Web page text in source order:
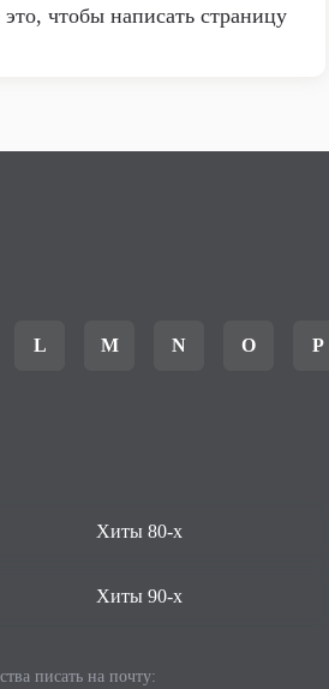
чтобы написать страницу
L M N O P
Хиты 80-х
Хиты 90-х
писать на почту: